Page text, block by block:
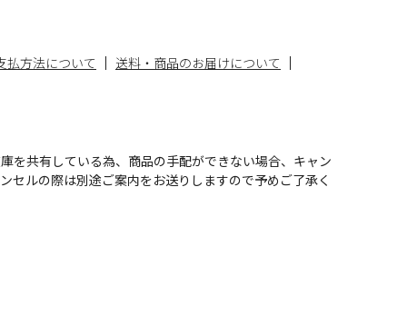
払方法について 送料・商品のお届けについて
を共有している為、商品の手配ができない場合、キャン
セルの際は別途ご案内をお送りしますので予めご了承く